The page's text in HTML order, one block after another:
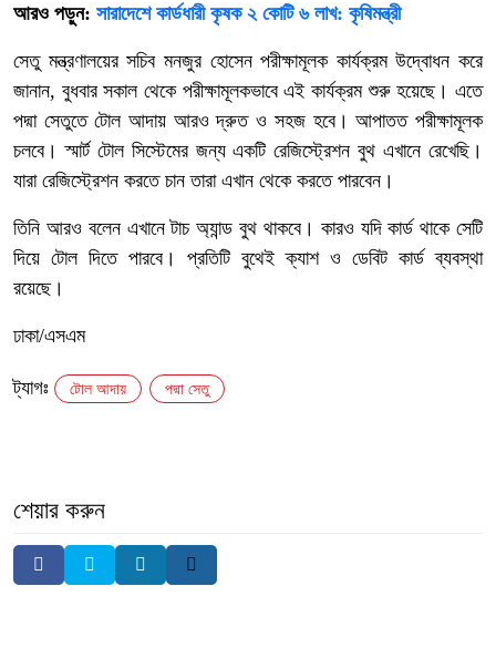
আরও পড়ুন: সারাদেশে কার্ডধারী কৃষক ২ কোটি ৬ লাখ: কৃষিমন্ত্রী
সেতু মন্ত্রণালয়ের সচিব মনজুর হোসেন পরীক্ষামূলক কার্যক্রম উদ্বোধন করে
জানান, বুধবার সকাল থেকে পরীক্ষামূলকভাবে এই কার্যক্রম শুরু হয়েছে। এতে
পদ্মা সেতুতে টোল আদায় আরও দ্রুত ও সহজ হবে। আপাতত পরীক্ষামূলক
চলবে। স্মার্ট টোল সিস্টেমের জন্য একটি রেজিস্ট্রেশন বুথ এখানে রেখেছি।
যারা রেজিস্ট্রেশন করতে চান তারা এখান থেকে করতে পারবেন।
তিনি আরও বলেন এখানে টাচ অ্যান্ড বুথ থাকবে। কারও যদি কার্ড থাকে সেটি
দিয়ে টোল দিতে পারবে। প্রতিটি বুথেই ক্যাশ ও ডেবিট কার্ড ব্যবস্থা
রয়েছে।
ঢাকা/এসএম
ট্যাগঃ টোল আদায় পদ্মা সেতু
শেয়ার করুন